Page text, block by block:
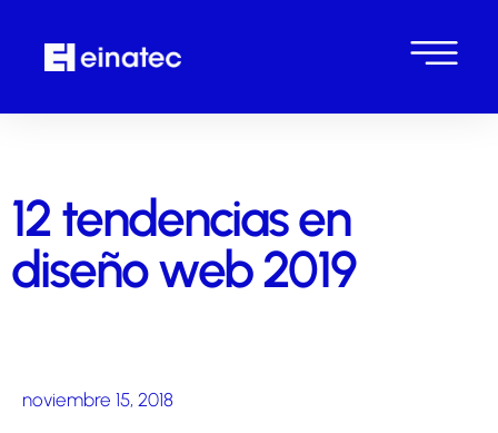
12 tendencias en
diseño web 2019
noviembre 15, 2018